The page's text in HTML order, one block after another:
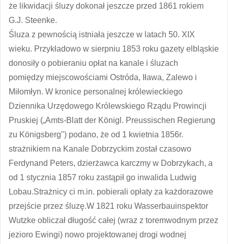
że likwidacji śluzy dokonał jeszcze przed 1861 rokiem
G.J. Steenke.
Śluza z pewnością istniała jeszcze w latach 50. XIX
wieku. Przykładowo w sierpniu 1853 roku gazety elbląskie
donosiły o pobieraniu opłat na kanale i śluzach
pomiędzy miejscowościami Ostróda, Iława, Zalewo i
Miłomłyn. W kronice personalnej królewieckiego
Dziennika Urzędowego Królewskiego Rządu Prowincji
Pruskiej („Amts-Blatt der Königl. Preussischen Regierung
zu Königsberg") podano, że od 1 kwietnia 1856r.
strażnikiem na Kanale Dobrzyckim został czasowo
Ferdynand Peters, dzierżawca karczmy w Dobrzykach, a
od 1 stycznia 1857 roku zastąpił go inwalida Ludwig
Lobau.Strażnicy ci m.in. pobierali opłaty za każdorazowe
przejście przez śluzę.W 1821 roku Wasserbauinspektor
Wutzke obliczał długość całej (wraz z toremwodnym przez
jezioro Ewingi) nowo projektowanej drogi wodnej